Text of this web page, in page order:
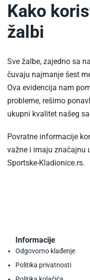
Kako
žalbi
Sve žalbe, zajedno sa
čuvaju najmanje šest
Ova evidencija nam
probleme, rešimo
ukupni kvalitet našeg
Povratne informacije
važne i imaju značajnu
Sportske-Kladionice.rs.
Informacije
Odgovorno klađenje
Politika privatnosti